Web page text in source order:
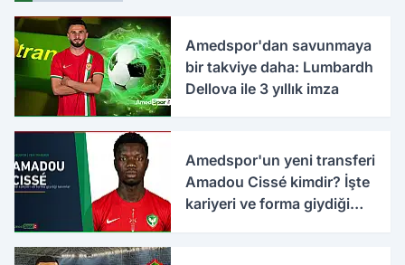
Amedspor'dan savunmaya
bir takviye daha: Lumbardh
Dellova ile 3 yıllık imza
Amedspor'un yeni transferi
Amadou Cissé kimdir? İşte
kariyeri ve forma giydiği